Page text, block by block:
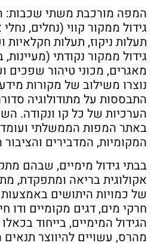
המפה מורכבת משתי שכבות:
גידול ממקור קווי (נחלים,
תעלות ניקוז, תעלות חקלאיות
גידול ממקור נקודתי (מעיינות,
מאגרים, מכוני טיהור שפכים
נוצרו משילוב של מקורות
התבססות על מתודולוגיה
הערכיות של כל קו ונקודה.
באתר המפות הממשלתי
המקומיות, המדבירים
בבתי גידול מימיים, שבהם
אקולוגית בריאה ומתפקדת,
של כמויות היתושים
חרקי מים, דגים מקומיים ודו
הגידול המימיים, בייחוד
מהרס, עשויים להיווצר